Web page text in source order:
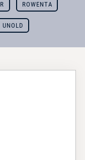
ROWENTA
UNOLD